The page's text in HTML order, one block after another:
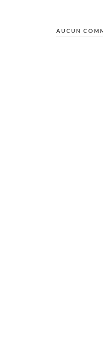
AUCUN